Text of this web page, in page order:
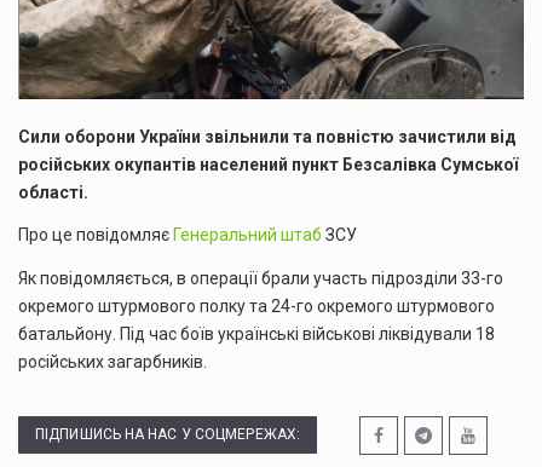
Сили оборони України звільнили та повністю зачистили від
російських окупантів населений пункт Безсалівка Сумської
області.
Про це повідомляє Генеральний штаб ЗСУ
Як повідомляється, в операції брали участь підрозділи 33-го
окремого штурмового полку та 24-го окремого штурмового
батальйону. Під час боїв українські військові ліквідували 18
російських загарбників.
ПІДПИШИСЬ НА НАС У СОЦМЕРЕЖАХ: